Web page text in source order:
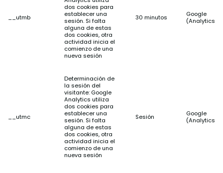
__utmb
dos cookies para
establecer una
sesión. Si falta
alguna de estas
dos cookies, otra
actividad inicia el
comienzo de una
nueva sesión
30 minutos
Google
(Analytics)
__utmc
Determinación de
la sesión del
visitante: Google
Analytics utiliza
dos cookies para
establecer una
sesión. Si falta
alguna de estas
dos cookies, otra
actividad inicia el
comienzo de una
nueva sesión
Sesión
Google
(Analytics)